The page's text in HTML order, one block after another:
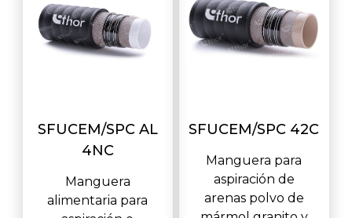
SFUCEM/SPC AL
4NC
Manguera
alimentaria para
SFUCEM/SPC 42C
Manguera para
aspiración de
arenas polvo de